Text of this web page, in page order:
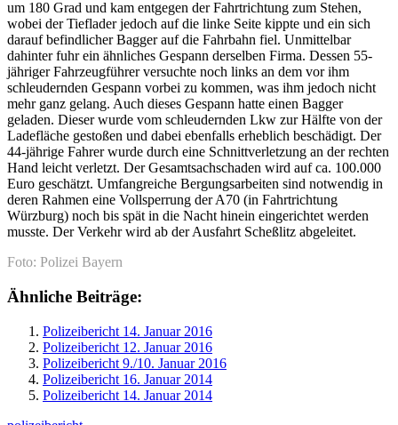
um 180 Grad und kam entgegen der Fahrtrichtung zum Stehen,
wobei der Tieflader jedoch auf die linke Seite kippte und ein sich
darauf befindlicher Bagger auf die Fahrbahn fiel. Unmittelbar
dahinter fuhr ein ähnliches Gespann derselben Firma. Dessen 55-
jähriger Fahrzeugführer versuchte noch links an dem vor ihm
schleudernden Gespann vorbei zu kommen, was ihm jedoch nicht
mehr ganz gelang. Auch dieses Gespann hatte einen Bagger
geladen. Dieser wurde vom schleudernden Lkw zur Hälfte von der
Ladefläche gestoßen und dabei ebenfalls erheblich beschädigt. Der
44-jährige Fahrer wurde durch eine Schnittverletzung an der rechten
Hand leicht verletzt. Der Gesamtsachschaden wird auf ca. 100.000
Euro geschätzt. Umfangreiche Bergungsarbeiten sind notwendig in
deren Rahmen eine Vollsperrung der A70 (in Fahrtrichtung
Würzburg) noch bis spät in die Nacht hinein eingerichtet werden
musste. Der Verkehr wird ab der Ausfahrt Scheßlitz abgeleitet.
Foto: Polizei Bayern
Ähnliche Beiträge:
Polizeibericht 14. Januar 2016
Polizeibericht 12. Januar 2016
Polizeibericht 9./10. Januar 2016
Polizeibericht 16. Januar 2014
Polizeibericht 14. Januar 2014